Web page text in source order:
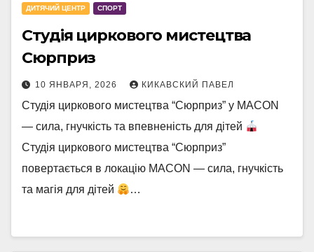
ДИТЯЧИЙ ЦЕНТР СПОРТ
Студія циркового мистецтва
Сюрприз
10 ЯНВАРЯ, 2026 КИКАВСКИЙ ПАВЕЛ
Студія циркового мистецтва “Сюрприз” у MACON
— сила, гнучкість та впевненість для дітей
Студія циркового мистецтва “Сюрприз”
повертається в локацію MACON — сила, гнучкість
та магія для дітей
…